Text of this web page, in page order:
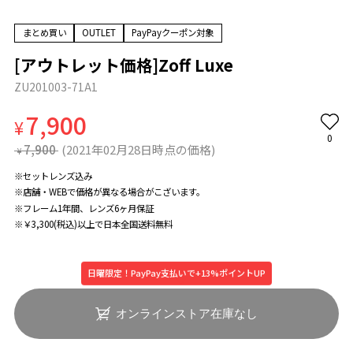
まとめ買い OUTLET PayPayクーポン対象
[アウトレット価格]Zoff Luxe
ZU201003-71A1
¥7,900
¥ 7,900 (2021年02月28日時点の価格)
0
※セットレンズ込み
※店舗・WEBで価格が異なる場合がこざいます。
※フレーム1年間、レンズ6ヶ月保証
※￥3,300(税込)以上で日本全国送料無料
日曜限定！PayPay支払いで+13%ポイントUP
オンラインストア在庫なし